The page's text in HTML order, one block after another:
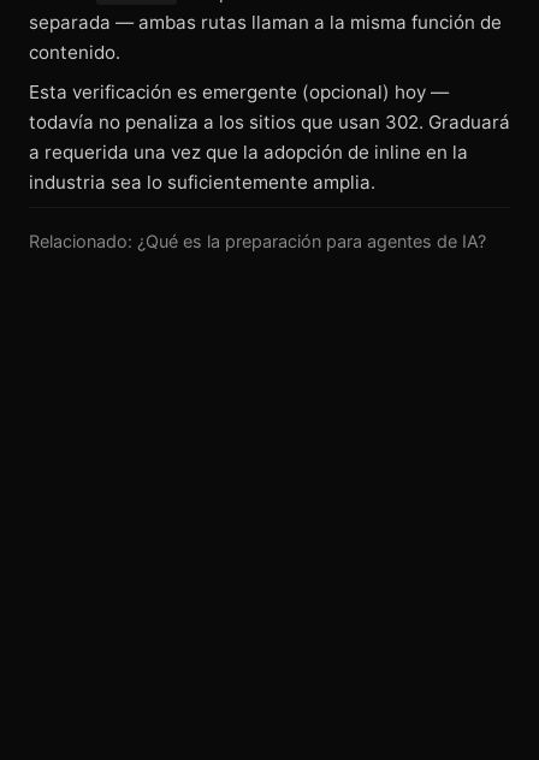
separada — ambas rutas llaman a la misma función de
contenido.
Esta verificación es emergente (opcional) hoy —
todavía no penaliza a los sitios que usan 302. Graduará
a requerida una vez que la adopción de inline en la
industria sea lo suficientemente amplia.
Relacionado: ¿Qué es la preparación para agentes de IA?